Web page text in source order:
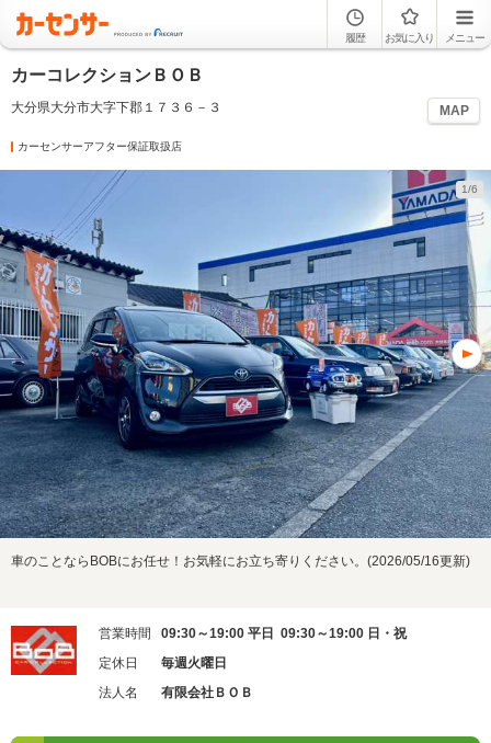
履歴 お気に入り メニュー
カーコレクションＢＯＢ
大分県大分市大字下郡１７３６－３ MAP
カーセンサーアフター保証取扱店
1/6
車のことならBOBにお任せ！お気軽にお立ち寄りください。(2026/05/16更新)
営業時間
09:30～19:00 平日 09:30～19:00 日・祝
定休日
毎週火曜日
法人名
有限会社ＢＯＢ